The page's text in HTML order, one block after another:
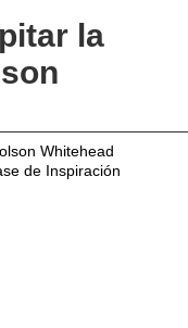
la
Whitehead
de Inspiración